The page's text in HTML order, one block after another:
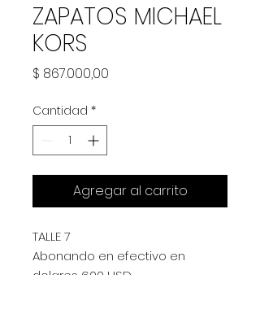
ZAPATOS MICHAEL
KORS
$ 867.000,00
Cantidad *
Agregar al carrito
TALLE 7
Abonando en efectivo en
dolares 600 USD